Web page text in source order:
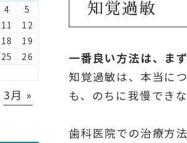
知覚過敏
一番良い方法は、ま
知覚過敏は、本当に
も、のちに我慢でき
歯科医院での治療方
4
5
11
12
18
19
25
26
3月 »